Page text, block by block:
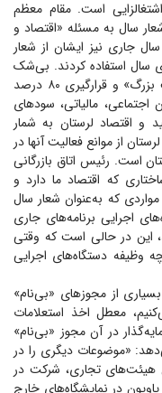
است. مقام معظم
سال به مسئله «اقتصاد و
جاری نیز ایشان از شعار
سال استفاده کردند. بی‌شک
چالشی به نام بخشی‌نگری دستگاه‌ها، «دولت بزرگ» و قرارگیری ۸۰ درصد
مالیاتی، سود‌های
و اقتصاد لرستان به شمار
از موانع فعالیت آنها در
است. رئیس اتاق بازرگانی
که اقتصاد ما دارد و
که به‌عنوان شعار سال
اجرایی برنامه‌های جاری
این در حالی است که وقتی
وظیفه دستگاه‌های اجرایی
از مجوز‌های «بی‌نام»
معطل اخذ استعلامات
در آن مجوز «بی‌نام»
«موضوعات دیگری را در
هیئت‌های تجاری، شرکت در
در نمایشگاه‌های خارج